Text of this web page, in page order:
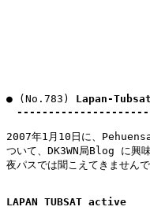
● (No.783) Lapan-
2007年1月10日に、
ついて、DK3WN局Blog に
夜パスでは聞こえてきません
LAPAN TUBSAT active